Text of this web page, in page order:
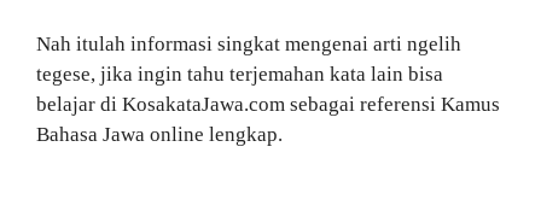
Nah itulah informasi singkat mengenai arti ngelih
tegese, jika ingin tahu terjemahan kata lain bisa
belajar di KosakataJawa.com sebagai referensi Kamus
Bahasa Jawa online lengkap.